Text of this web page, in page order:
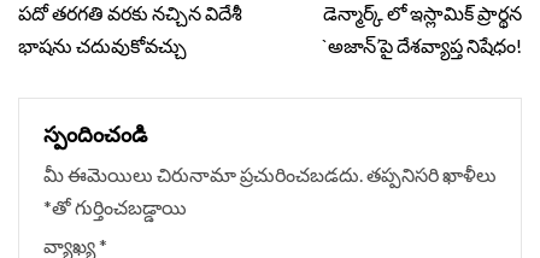
Reading
పదో తరగతి వరకు నచ్చిన విదేశీ
భాషను చదువుకోవచ్చు
డెన్మార్క్ లో ఇస్లామిక్ ప్రార్థన
`అజాన్‌’పై దేశవ్యాప్త నిషేధం!
స్పందించండి
మీ ఈమెయిలు చిరునామా ప్రచురించబడదు. తప్పనిసరి ఖాళీలు
*‌తో గుర్తించబడ్డాయి
వ్యాఖ్య*